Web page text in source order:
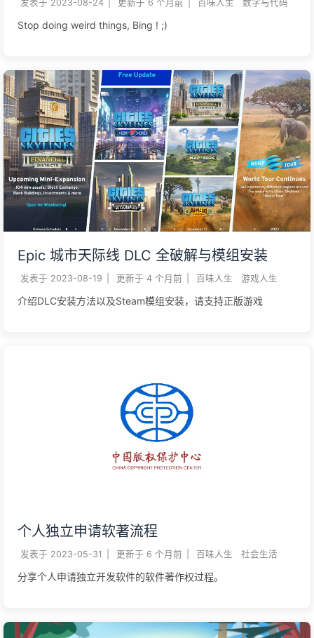
发表于 2023-08-24 更新于 6 个月前 百味人生 数字与代码
Stop doing weird things, Bing ! ;)
Epic 城市天际线 DLC 全破解与模组安装
发表于 2023-08-19 更新于 4 个月前 百味人生 游戏人生
介绍DLC安装方法以及Steam模组安装，请支持正版游戏
个人独立申请软著流程
发表于 2023-05-31 更新于 6 个月前 百味人生 社会生活
分享个人申请独立开发软件的软件著作权过程。